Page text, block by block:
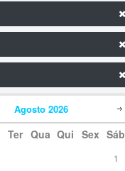
Agosto 2026
Ter Qua Qui Sex Sáb
1